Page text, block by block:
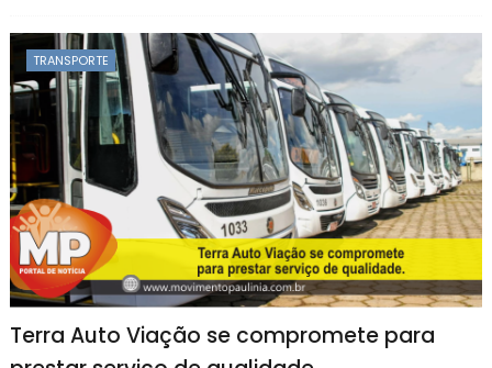
TRANSPORTE
Terra Auto Viação se compromete para